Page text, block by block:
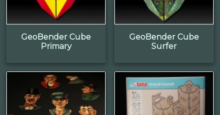
GeoBender Cube
Primary
GeoBender Cube
Surfer